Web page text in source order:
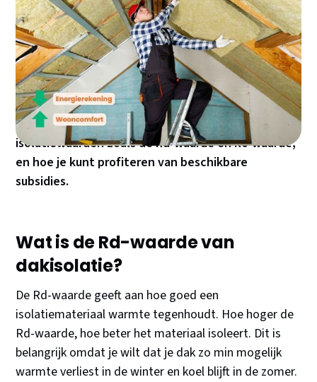
Dakisolatie is een van de beste manieren om je huis
energiezuiniger en comfortabeler te maken. Het
helpt om warmte binnen te houden in de winter en
buiten te houden in de zomer, wat resulteert in
lagere energiekosten en een hoger wooncomfort.
In deze blog bespreken we alles wat je moet
weten over de dikte van dakisolatie,
isolatiewaarden zoals de Rd-waarde en Rc-waarde,
en hoe je kunt profiteren van beschikbare
subsidies.
Wat is de Rd-waarde van
dakisolatie?
De Rd-waarde geeft aan hoe goed een
isolatiemateriaal warmte tegenhoudt. Hoe hoger de
Rd-waarde, hoe beter het materiaal isoleert. Dit is
belangrijk omdat je wilt dat je dak zo min mogelijk
warmte verliest in de winter en koel blijft in de zomer.